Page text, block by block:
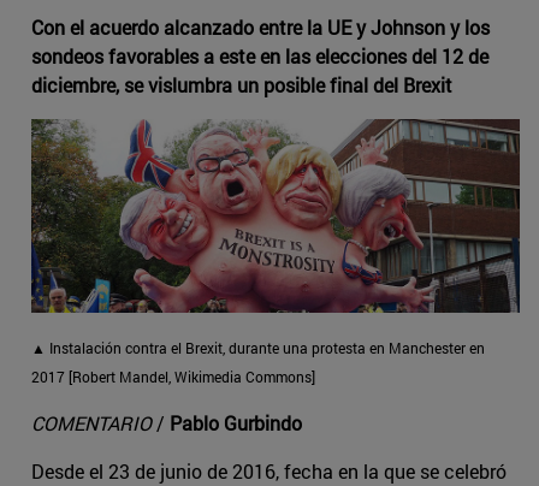
Con el acuerdo alcanzado entre la UE y Johnson y los
sondeos favorables a este en las elecciones del 12 de
diciembre, se vislumbra un posible final del Brexit
▲ Instalación contra el Brexit, durante una protesta en Manchester en
2017 [Robert Mandel, Wikimedia Commons]
COMENTARIO/ Pablo Gurbindo
Desde el 23 de junio de 2016, fecha en la que se celebró